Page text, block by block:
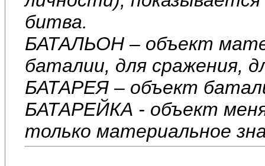
битва.
БАТАЛЬОН – объект
баталии, для сражения,
БАТАРЕЯ – объект
БАТАРЕЙКА - объект
только материальное